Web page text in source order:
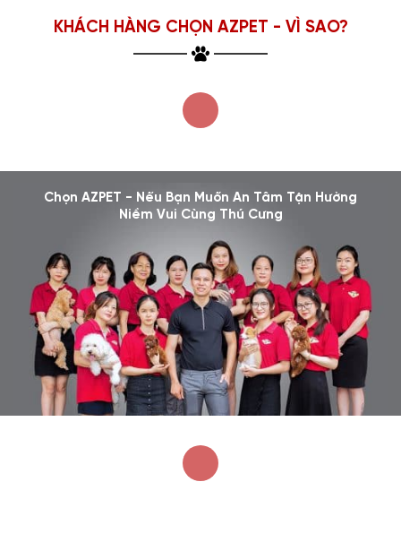
KHÁCH HÀNG CHỌN AZPET - VÌ SAO?
Chọn AZPET - Nếu Bạn Muốn An Tâm Tận Hưởng
Niềm Vui Cùng Thú Cưng